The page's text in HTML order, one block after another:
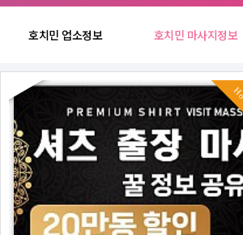
호치민 업소정보 호치민 마사지정보